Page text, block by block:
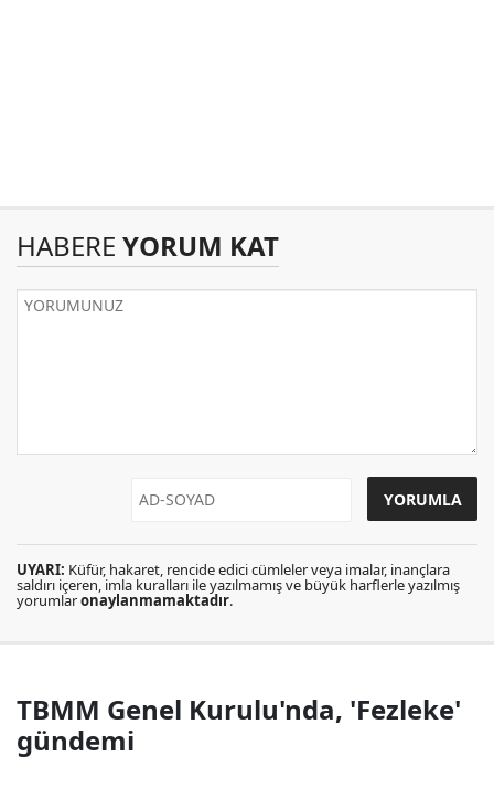
HABERE YORUM KAT
UYARI: Küfür, hakaret, rencide edici cümleler veya imalar, inançlara
saldırı içeren, imla kuralları ile yazılmamış ve büyük harflerle yazılmış
yorumlaronaylanmamaktadır.
TBMM Genel Kurulu'nda, 'Fezleke'
gündemi